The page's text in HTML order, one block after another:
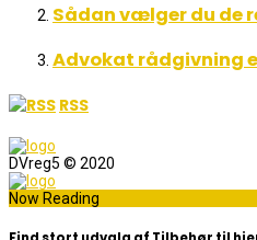
Sådan vælger du de
Advokat rådgivning
RSS
DVreg5 © 2020
Now Reading